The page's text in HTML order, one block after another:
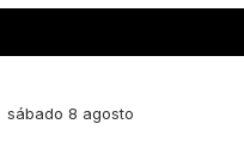
sábado 8 agosto